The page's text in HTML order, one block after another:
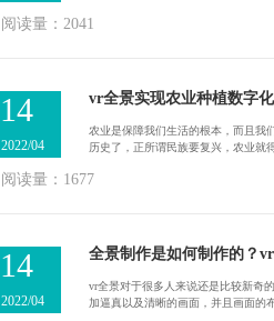
阅读量：2041
vr全景实现农业种植数字
农业是保障我们生活的根本，而且我
历史了，正所谓民族要复兴，农业就
阅读量：1677
14
2022/04
全景制作是如何制作的？
vr全景对于很多人来说还是比较新奇
加逼真以及清晰的画面，并且画面的
14
2022/04